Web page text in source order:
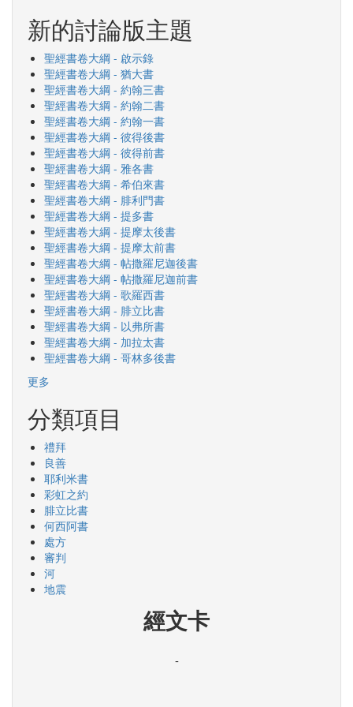
新的討論版主題
聖經書卷大綱 - 啟示錄
聖經書卷大綱 - 猶大書
聖經書卷大綱 - 約翰三書
聖經書卷大綱 - 約翰二書
聖經書卷大綱 - 約翰一書
聖經書卷大綱 - 彼得後書
聖經書卷大綱 - 彼得前書
聖經書卷大綱 - 雅各書
聖經書卷大綱 - 希伯來書
聖經書卷大綱 - 腓利門書
聖經書卷大綱 - 提多書
聖經書卷大綱 - 提摩太後書
聖經書卷大綱 - 提摩太前書
聖經書卷大綱 - 帖撒羅尼迦後書
聖經書卷大綱 - 帖撒羅尼迦前書
聖經書卷大綱 - 歌羅西書
聖經書卷大綱 - 腓立比書
聖經書卷大綱 - 以弗所書
聖經書卷大綱 - 加拉太書
聖經書卷大綱 - 哥林多後書
更多
分類項目
禮拜
良善
耶利米書
彩虹之約
腓立比書
何西阿書
處方
審判
河
地震
經文卡
-